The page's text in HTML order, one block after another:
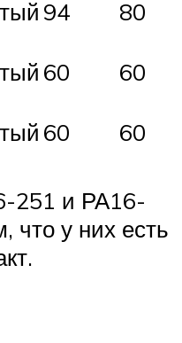
94 80
60 60
60 60
251 и РА16-
что у них есть